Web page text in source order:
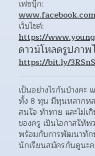
https://
ดาวน์โหลดรูปภาพ
https://bit.ly/
เป็นอย่างไรกันบ้างคะ
ทั้ง 8 ทุน มีทุนหลากห
สนใจ ท้าทาย และไม่เ
ของครู เป็นโอกาสให้พ
พร้อมกับการพัฒนาทัก
นักเรียนสมัครกันดูนะ